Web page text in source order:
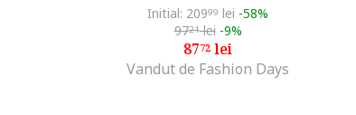
Initial: 20999 lei -58%
9721lei -9%
8772 lei
Vandut de Fashion Days